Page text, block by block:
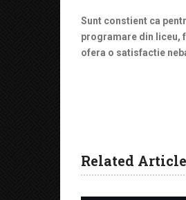
Sunt constient ca
programare din liceu,
ofera o satisfactie
Related